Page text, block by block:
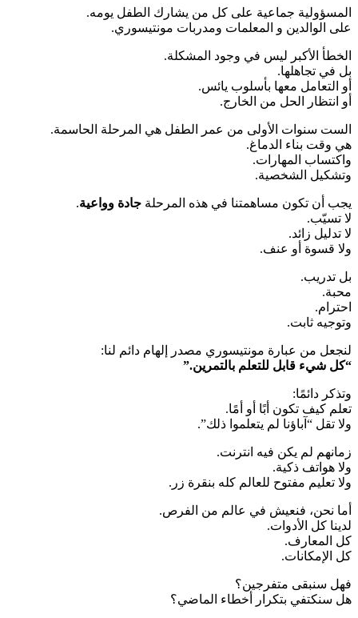
المسؤولية جماعية على كل من يشارك الطفل يومه.
على الوالدين و المعلمات ومدربات مونتيسوري.
الخطأ الأكبر ليس في وجود المشكلة.
بل في تجاهلها.
أو التعامل معها بأسلوب يائس.
أو انتظار الحل من الخارج.
الست سنوات الأولى من عمر الطفل هي المرحلة الحاسمة.
هي وقت بناء الدماغ.
واكتساب المهارات.
وتشكيل الشخصية.
يجب أن تكون مساهمتنا في هذه المرحلة جادة وواعية.
لا تسيّب.
لا تدليل زائد.
ولا قسوة أو عنف.
بل تدريب.
محبة.
احترام.
وتوجيه ثابت.
لنجعل من عبارة مونتيسوري مصدر إلهام دائم لنا:
“كل شيء قابل للتعلم بالتمرين.”
وتذكر دائمًا:
تعلم كيف تكون أبًا أو أمًا.
ولا تقل “آباؤنا لم يتعلموا ذلك”.
زمانهم لم يكن فيه انترنت.
ولا هواتف ذكية.
ولا تعليم مفتوح للعالم كله بنقرة زر.
أما نحن، فنعيش في عالم من الفرص.
لدينا كل الأدوات.
كل المعارف.
كل الإمكانات.
فهل سنبقى متفرجين؟
هل سنكتفي بتكرار أخطاء الماضي؟